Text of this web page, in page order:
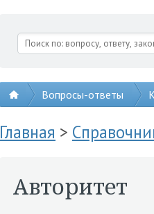
Вопросы-ответы
Главная >
Авторитет